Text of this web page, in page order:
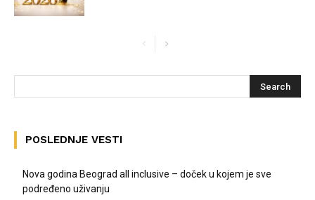
POSLEDNJE VESTI
Nova godina Beograd all inclusive – doček u kojem je sve
podređeno uživanju